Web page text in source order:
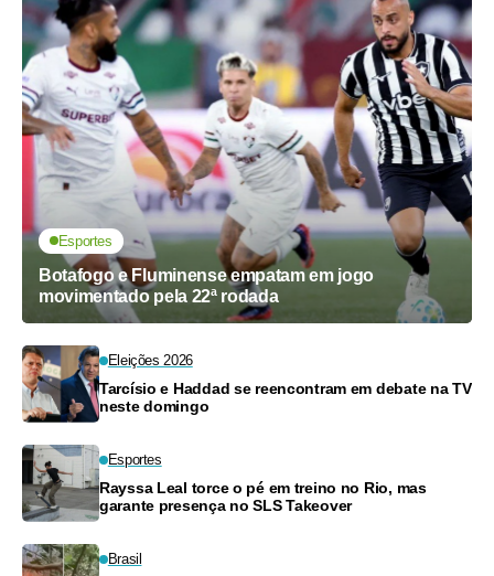
Esportes
Botafogo e Fluminense empatam em jogo
movimentado pela 22ª rodada
Eleições 2026
Tarcísio e Haddad se reencontram em debate na TV
neste domingo
Esportes
Rayssa Leal torce o pé em treino no Rio, mas
garante presença no SLS Takeover
Brasil